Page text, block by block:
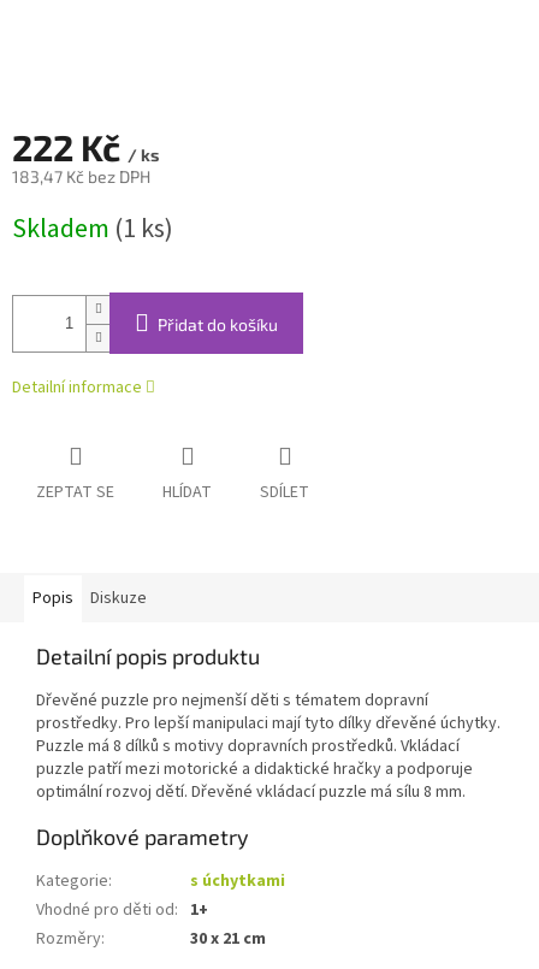
222 Kč / ks
183,47 Kč bez DPH
cena:
Skladem (1 ks)
Přidat do košíku
Detailní informace
ZEPTAT SE HLÍDAT SDÍLET
Popis Diskuze
Detailní popis produktu
Dřevěné puzzle pro nejmenší děti s tématem dopravní
prostředky. Pro lepší manipulaci mají tyto dílky dřevěné úchytky.
Puzzle má 8 dílků s motivy dopravních prostředků. Vkládací
puzzle patří mezi motorické a didaktické hračky a podporuje
optimální rozvoj dětí. Dřevěné vkládací puzzle má sílu 8 mm.
Doplňkové parametry
Kategorie:
s úchytkami
Vhodné pro děti od: 1+
Rozměry: 30 x 21 cm